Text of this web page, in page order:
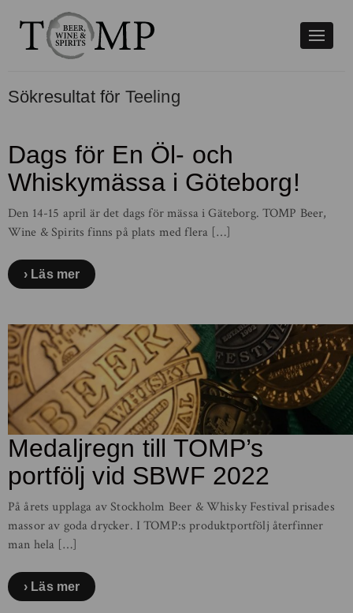
Växla
Sökresultat för Teeling
Dags för En Öl- och
Whiskymässa i Göteborg!
Den 14-15 april är det dags för mässa i Gäteborg. TOMP Beer,
Wine & Spirits finns på plats med flera […]
Läs mer
Medaljregn till TOMP’s
portfölj vid SBWF 2022
På årets upplaga av Stockholm Beer & Whisky Festival prisades
massor av goda drycker. I TOMP:s produktportfölj återfinner
man hela […]
Läs mer